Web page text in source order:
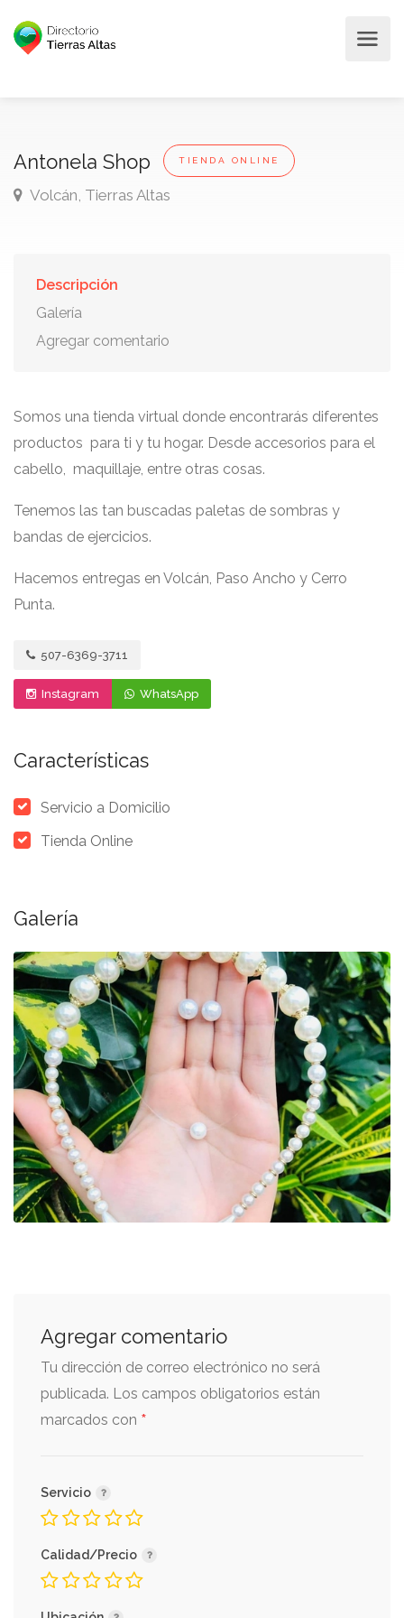
Antonela Shop TIENDA ONLINE
Volcán, Tierras Altas
Descripción
Galería
Agregar comentario
Somos una tienda virtual donde encontrarás diferentes
productos para ti y tu hogar. Desde accesorios para el
cabello, maquillaje, entre otras cosas.
Tenemos las tan buscadas paletas de sombras y
bandas de ejercicios.
Hacemos entregas en Volcán, Paso Ancho y Cerro
Punta.
507-6369-3711
Instagram WhatsApp
Características
Servicio a Domicilio
Tienda Online
Galería
Agregar comentario
Tu dirección de correo electrónico no será
publicada. Los campos obligatorios están
marcados con *
Servicio
Calidad/Precio